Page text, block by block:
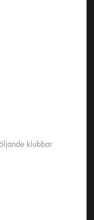
klubbar